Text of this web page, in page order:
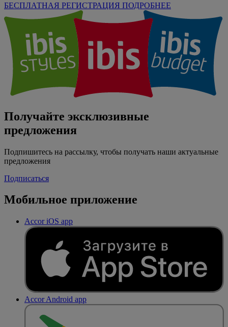
БЕСПЛАТНАЯ РЕГИСТРАЦИЯ ПОДРОБНЕЕ
Получайте эксклюзивные
предложения
Подпишитесь на рассылку, чтобы получать наши актуальные
предложения
Подписаться
Мобильное приложение
Accor iOS app
Accor Android app